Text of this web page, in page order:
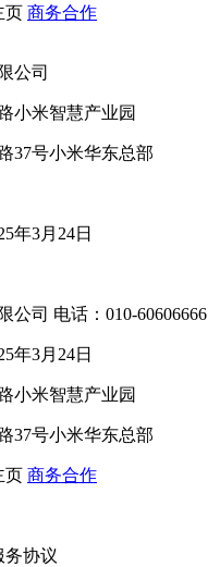
页 商务合作
公司
小米智慧产业园
37号小米华东总部
年3月24日
公司 电话：010-60606666
年3月24日
小米智慧产业园
37号小米华东总部
页 商务合作
务协议